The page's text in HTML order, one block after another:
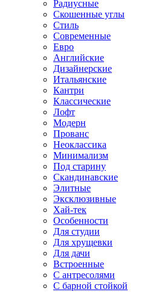
Радиусные
Скошенные углы
Стиль
Современные
Евро
Английские
Дизайнерские
Итальянские
Кантри
Классические
Лофт
Модерн
Прованс
Неоклассика
Минимализм
Под старину
Скандинавские
Элитные
Эксклюзивные
Хай-тек
Особенности
Для студии
Для хрущевки
Для дачи
Встроенные
С антресолями
С барной стойкой